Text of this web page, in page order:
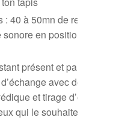
40 à 50mn de relaxation
en position
présent et partage :
avec dégustation
et tirage d’oracle
qui le souhaitent…